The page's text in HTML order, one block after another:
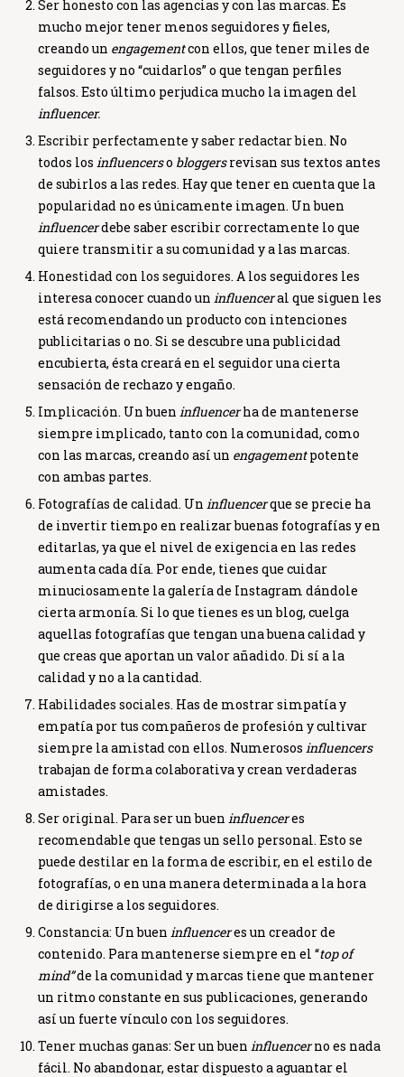
Ser honesto con las agencias y con las marcas. Es
mucho mejor tener menos seguidores y fieles,
creando un engagementcon ellos, que tener miles de
seguidores y no “cuidarlos” o que tengan perfiles
falsos. Esto último perjudica mucho la imagen del
influencer.
Escribir perfectamente y saber redactar bien. No
todos losinfluencerso bloggersrevisan sus textos antes
de subirlos a las redes. Hay que tener en cuenta que la
popularidad no es únicamente imagen. Un buen
influencerdebe saber escribir correctamente lo que
quiere transmitir a su comunidad y a las marcas.
Honestidad con los seguidores. A los seguidores les
interesa conocer cuando uninfluenceral que siguen les
está recomendando un producto con intenciones
publicitarias o no. Si se descubre una publicidad
encubierta, ésta creará en el seguidor una cierta
sensación de rechazo y engaño.
Implicación. Un bueninfluencerha de mantenerse
siempre implicado, tanto con la comunidad, como
con las marcas, creando así un engagementpotente
con ambas partes.
Fotografías de calidad. Uninfluencerque se precie ha
de invertir tiempo en realizar buenas fotografías y en
editarlas, ya que el nivel de exigencia en las redes
aumenta cada día. Por ende, tienes que cuidar
minuciosamente la galería de Instagram dándole
cierta armonía. Si lo que tienes es un blog, cuelga
aquellas fotografías que tengan una buena calidad y
que creas que aportan un valor añadido. Di sí a la
calidad y no a la cantidad.
Habilidades sociales. Has de mostrar simpatía y
empatía por tus compañeros de profesión y cultivar
siempre la amistad con ellos. Numerososinfluencers
trabajan de forma colaborativa y crean verdaderas
amistades.
Ser original. Para ser un buen influenceres
recomendable que tengas un sello personal. Esto se
puede destilar en la forma de escribir, en el estilo de
fotografías, o en una manera determinada a la hora
de dirigirse a los seguidores.
Constancia: Un bueninfluenceres un creador de
contenido. Para mantenerse siempre en el “top of
mind”de la comunidad y marcas tiene que mantener
un ritmo constante en sus publicaciones, generando
así un fuerte vínculo con los seguidores.
Tener muchas ganas: Ser un buen influencerno es nada
fácil. No abandonar, estar dispuesto a aguantar el